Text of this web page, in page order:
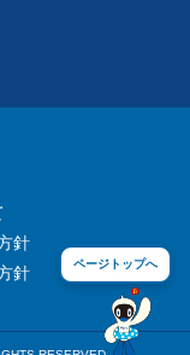
ページトップへ
針
針